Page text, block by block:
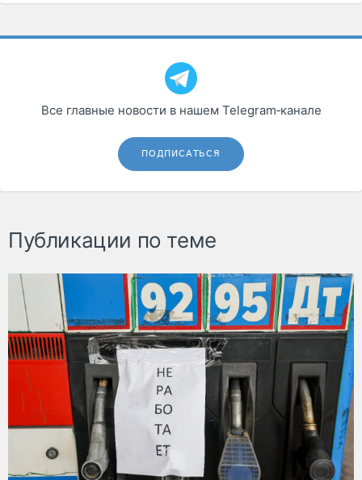
Все главные новости в нашем Telegram‑канале
ПОДПИСАТЬСЯ
Публикации по теме